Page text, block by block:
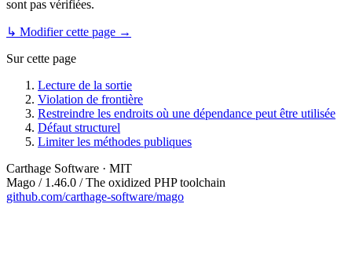
sont pas vérifiées.
↳ Modifier cette page →
Sur cette page
Lecture de la sortie
Violation de frontière
Restreindre les endroits où une dépendance peut être utilisée
Défaut structurel
Limiter les méthodes publiques
Carthage Software · MIT
Mago / 1.46.0 / The oxidized PHP toolchain
github.com/carthage-software/mago